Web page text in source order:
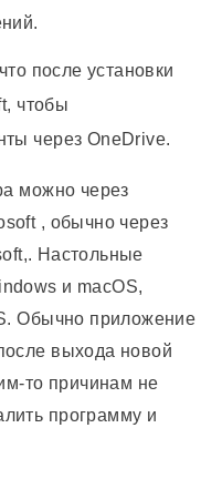
после установки
чтобы
через OneDrive.
можно через
, обычно через
Настольные
и macOS,
Обычно приложение
выхода новой
то причинам не
программу и